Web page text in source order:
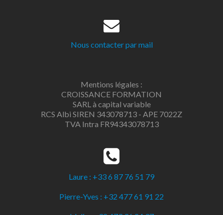
Nous contacter par mail
Mentions légales :
CROISSANCE FORMATION
SARL à capital variable
RCS Albi SIREN 343078713 - APE 7022Z
TVA Intra FR94343078713
Laure : +33 6 87 76 51 79
Pierre-Yves : +32 477 61 91 22